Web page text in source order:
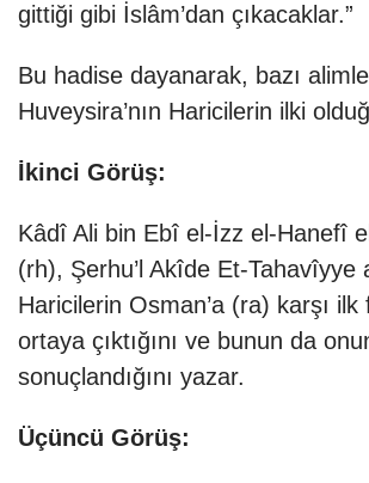
gittiği gibi İslâm’dan çıkacaklar.”
Bu hadise dayanarak, bazı
Huveysira’nın Haricilerin ilki
İkinci Görüş:
Kâdî Ali bin Ebî el-İzz el-Hanefî
(rh), Şerhu’l Akîde Et-Tahavîyye
Haricilerin Osman’a (ra) karşı ilk
ortaya çıktığını ve bunun da
sonuçlandığını yazar.
Üçüncü Görüş: